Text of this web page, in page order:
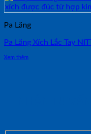
Pa Lăng
Pa Lăng Xích Lắc Tay
Xem thêm